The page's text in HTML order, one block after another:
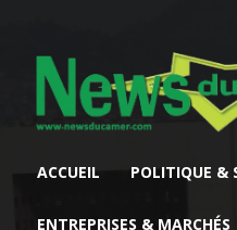
ACCUEIL POLITIQUE &
ENTREPRISES & MARCHÉS